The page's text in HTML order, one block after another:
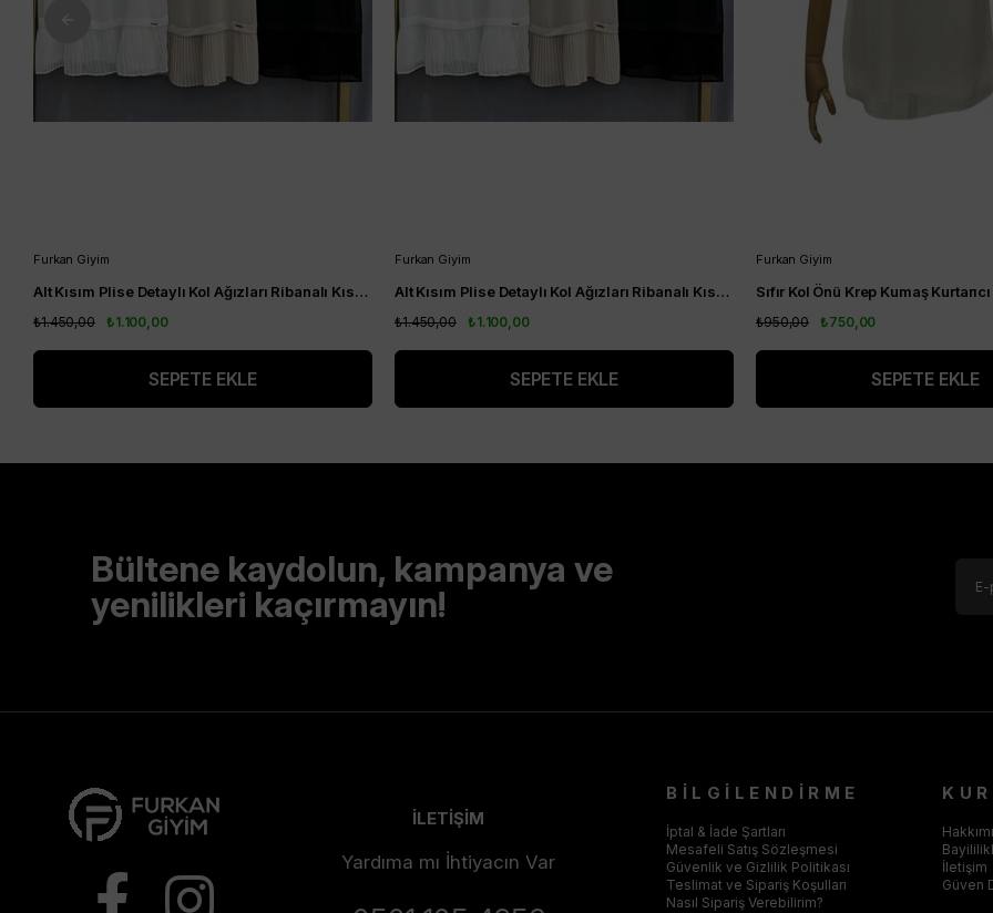
Furkan Giyim
Alt Kısım Plise Detaylı Kol Ağızları Ribanalı Kısa Kol Kurtarıcı Tunik Siyah
₺1.100,00
₺1.450,00
SEPETE EKLE
Furkan Giyim
Alt Kısım Plise Detaylı Kol Ağızları Ribanalı Kısa Kol Kurtarıcı Tunik Vizon
₺1.100,00
₺1.450,00
SEPETE EKLE
Furkan Giyim
₺750,00
₺950,00
SEPETE EKLE
Bültene kaydolun, kampanya ve
yenilikleri kaçırmayın!
İLETİŞİM
Yardıma mı İhtiyacın Var
BİLGİLENDİRME
İptal & İade Şartları
Mesafeli Satış Sözleşmesi
Güvenlik ve Gizlilik Politikası
Teslimat ve Sipariş Koşulları
Nasıl Sipariş Verebilirim?
İletişim
Güven